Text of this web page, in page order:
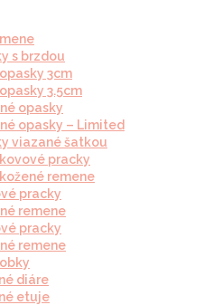
s brzdou
3cm
3.5cm
opasky
opasky – Limited
viazané šatkou
pracky
remene
pracky
remene
pracky
remene
diáre
etuje